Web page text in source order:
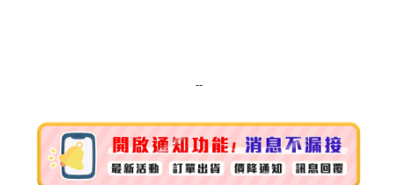
全家取貨付款
每筆NT$80，滿NT$999(含以上)免運費
--